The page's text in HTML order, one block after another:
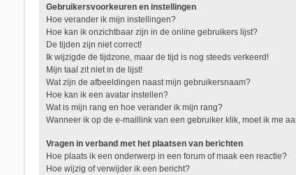
Gebruikersvoorkeuren en instellingen
Hoe verander ik mijn instellingen?
Hoe kan ik onzichtbaar zijn in de online gebruikers lijst?
De tijden zijn niet correct!
Ik wijzigde de tijdzone, maar de tijd is nog steeds verkeerd!
Mijn taal zit niet in de lijst!
Wat zijn de afbeeldingen naast mijn gebruikersnaam?
Hoe kan ik een avatar instellen?
Wat is mijn rang en hoe verander ik mijn rang?
Wanneer ik op de e-maillink van een gebruiker klik, moet ik me
Vragen in verband met het plaatsen van berichten
Hoe plaats ik een onderwerp in een forum of maak een reactie?
Hoe wijzig of verwijder ik een bericht?